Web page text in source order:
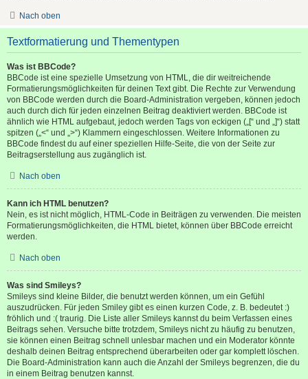
Nach oben
Textformatierung und Thementypen
Was ist BBCode?
BBCode ist eine spezielle Umsetzung von HTML, die dir weitreichende
Formatierungsmöglichkeiten für deinen Text gibt. Die Rechte zur Verwendung
von BBCode werden durch die Board-Administration vergeben, können jedoch
auch durch dich für jeden einzelnen Beitrag deaktiviert werden. BBCode ist
ähnlich wie HTML aufgebaut, jedoch werden Tags von eckigen („[“ und „]“) statt
spitzen („<“ und „>“) Klammern eingeschlossen. Weitere Informationen zu
BBCode findest du auf einer speziellen Hilfe-Seite, die von der Seite zur
Beitragserstellung aus zugänglich ist.
Nach oben
Kann ich HTML benutzen?
Nein, es ist nicht möglich, HTML-Code in Beiträgen zu verwenden. Die meisten
Formatierungsmöglichkeiten, die HTML bietet, können über BBCode erreicht
werden.
Nach oben
Was sind Smileys?
Smileys sind kleine Bilder, die benutzt werden können, um ein Gefühl
auszudrücken. Für jeden Smiley gibt es einen kurzen Code, z. B. bedeutet :)
fröhlich und :( traurig. Die Liste aller Smileys kannst du beim Verfassen eines
Beitrags sehen. Versuche bitte trotzdem, Smileys nicht zu häufig zu benutzen,
sie können einen Beitrag schnell unlesbar machen und ein Moderator könnte
deshalb deinen Beitrag entsprechend überarbeiten oder gar komplett löschen.
Die Board-Administration kann auch die Anzahl der Smileys begrenzen, die du
in einem Beitrag benutzen kannst.